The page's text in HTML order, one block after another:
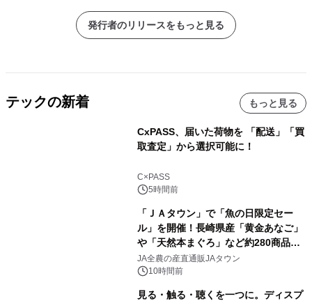
発行者のリリースをもっと見る
テックの新着 もっと見る
CxPASS、届いた荷物を 「配送」「買
取査定」から選択可能に！
C×PASS
5時間前
「ＪＡタウン」で「魚の日限定セー
ル」を開催！長崎県産「黄金あなご」
や「天然本まぐろ」など約280商品を
販売！～毎月１０日の定例企画～
JA全農の産直通販JAタウン
10時間前
見る・触る・聴くを一つに。ディスプ